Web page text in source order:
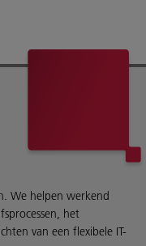
We helpen werkend
het
van een flexibele IT-